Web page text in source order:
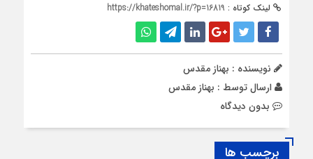
لینک کوتاه : https://khateshomal.ir/?p=16819
نویسنده : بهناز مقدس
ارسال توسط : بهناز مقدس
بدون دیدگاه
برچسب ها